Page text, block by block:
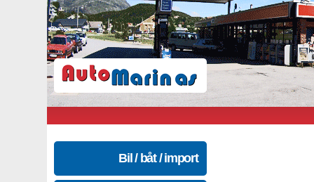
Bil / båt / import